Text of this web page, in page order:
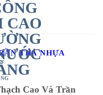
THẢ NHỰA
Cao Và Trần